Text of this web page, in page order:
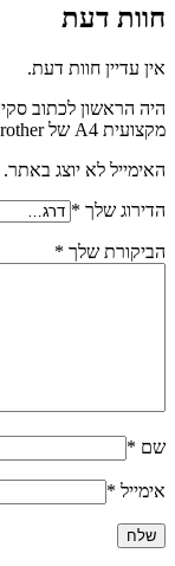
חוות דעת
אין עדיין חוות דעת.
מקצועית A4 של brother”
האימייל לא יוצג באתר.
הדירוג שלך *
הביקורת שלך *
שם *
אימייל *